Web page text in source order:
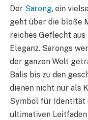
Der Sarong, ein
geht über die bloße
reiches Geflecht
Eleganz. Sarongs
der ganzen Welt
Balis bis zu den
dienen nicht nur als
Symbol für Identität
ultimativen